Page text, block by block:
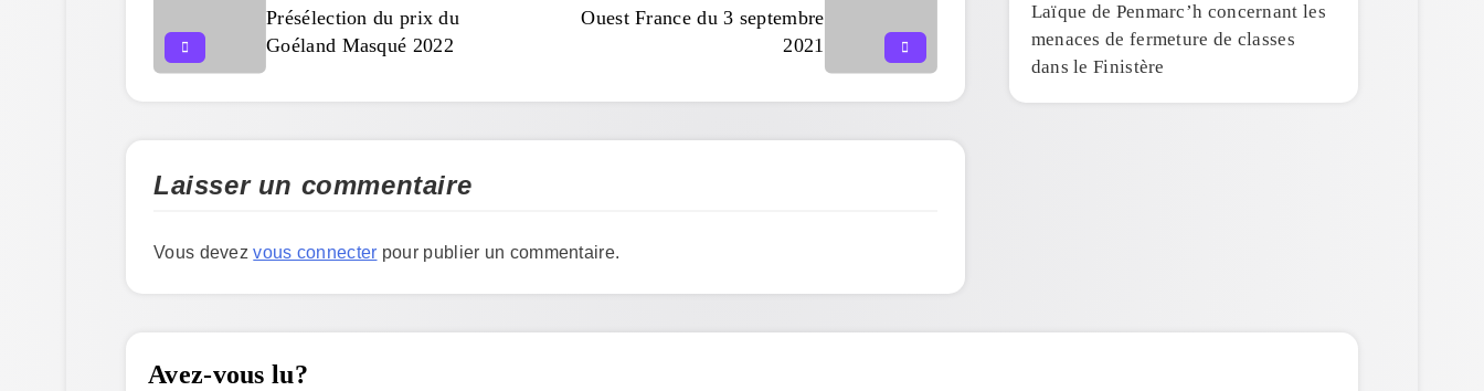
Présélection du prix du
Goéland Masqué 2022
Ouest France du 3 septembre
2021
Laisser un commentaire
Vous devezvous connecter pour publier un commentaire.
Laïque de Penmarc’h concernant les
menaces de fermeture de classes
dans le Finistère
Avez-vous lu?